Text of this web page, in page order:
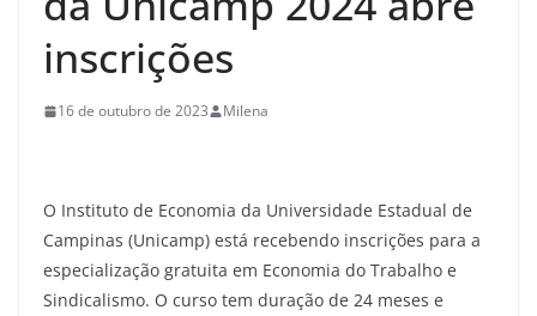
inscrições
16 de outubro de 2023 Milena
O Instituto de Economia da Universidade Estadual de
Campinas (Unicamp) está recebendo inscrições para a
especialização gratuita em Economia do Trabalho e
Sindicalismo. O curso tem duração de 24 meses e